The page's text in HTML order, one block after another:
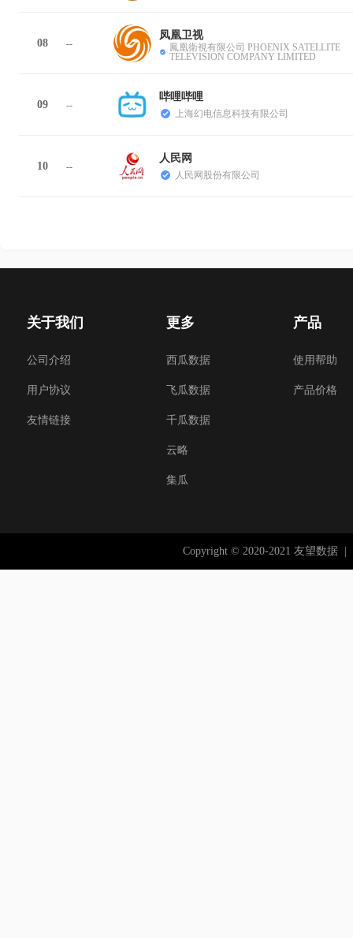
08 --
凤凰卫视
鳳凰衛視有限公司 PHOENIX SATELLITE
TELEVISION COMPANY LIMITED
09 --
哔哩哔哩
上海幻电信息科技有限公司
10 --
人民网
人民网股份有限公司
关于我们
公司介绍
用户协议
友情链接
更多
西瓜数据
飞瓜数据
千瓜数据
云略
集瓜
产品
使用帮助
产品价格
Copyright © 2020-2021 友望数据